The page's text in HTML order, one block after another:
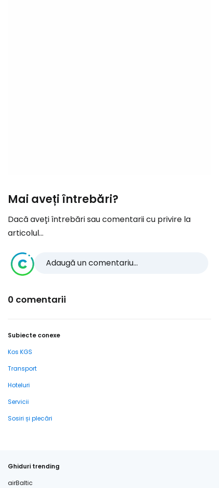
Mai aveți întrebări?
Dacă aveți întrebări sau comentarii cu privire la
articolul...
Adaugă un comentariu...
0 comentarii
Subiecte conexe
Kos KGS
Transport
Hoteluri
Servicii
Sosiri și plecări
Ghiduri trending
airBaltic